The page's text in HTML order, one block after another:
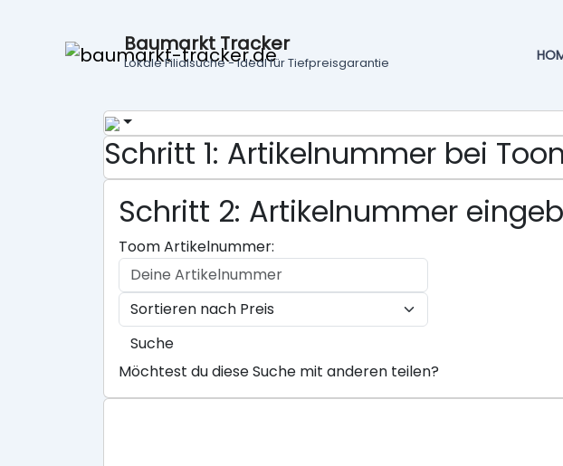
Baumarkt Tracker
Lokale Filialsuche - ideal für Tiefpreisgarantie
Schritt 1: Artikelnummer bei
Schritt 2: Artikelnummer
Toom Artikelnummer:
Suche
Möchtest du diese Suche mit anderen teilen?